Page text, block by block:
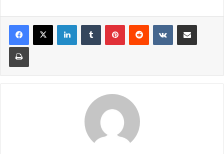
LinkedInTumblr PinterestReddit VKontakteShare via Email
Print